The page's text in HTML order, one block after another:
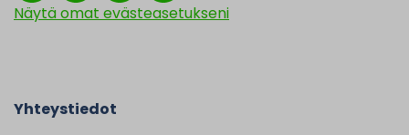
Näytä omat evästeasetukseni
Yhteystiedot